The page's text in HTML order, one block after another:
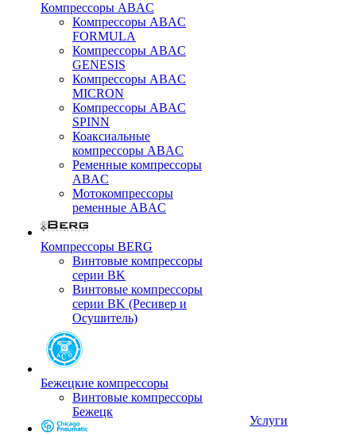
Компрессоры ABAC
Компрессоры ABAC
FORMULA
Компрессоры ABAC
GENESIS
Компрессоры ABAC
MICRON
Компрессоры ABAC
SPINN
Коаксиальные
компрессоры ABAC
Ременные компрессоры
ABAC
Мотокомпрессоры
ременные ABAC
Компрессоры BERG
Винтовые компрессоры
серии BK
Винтовые компрессоры
серии BK (Ресивер и
Осушитель)
Бежецкие компрессоры
Винтовые компрессоры
Бежецк
Услуги